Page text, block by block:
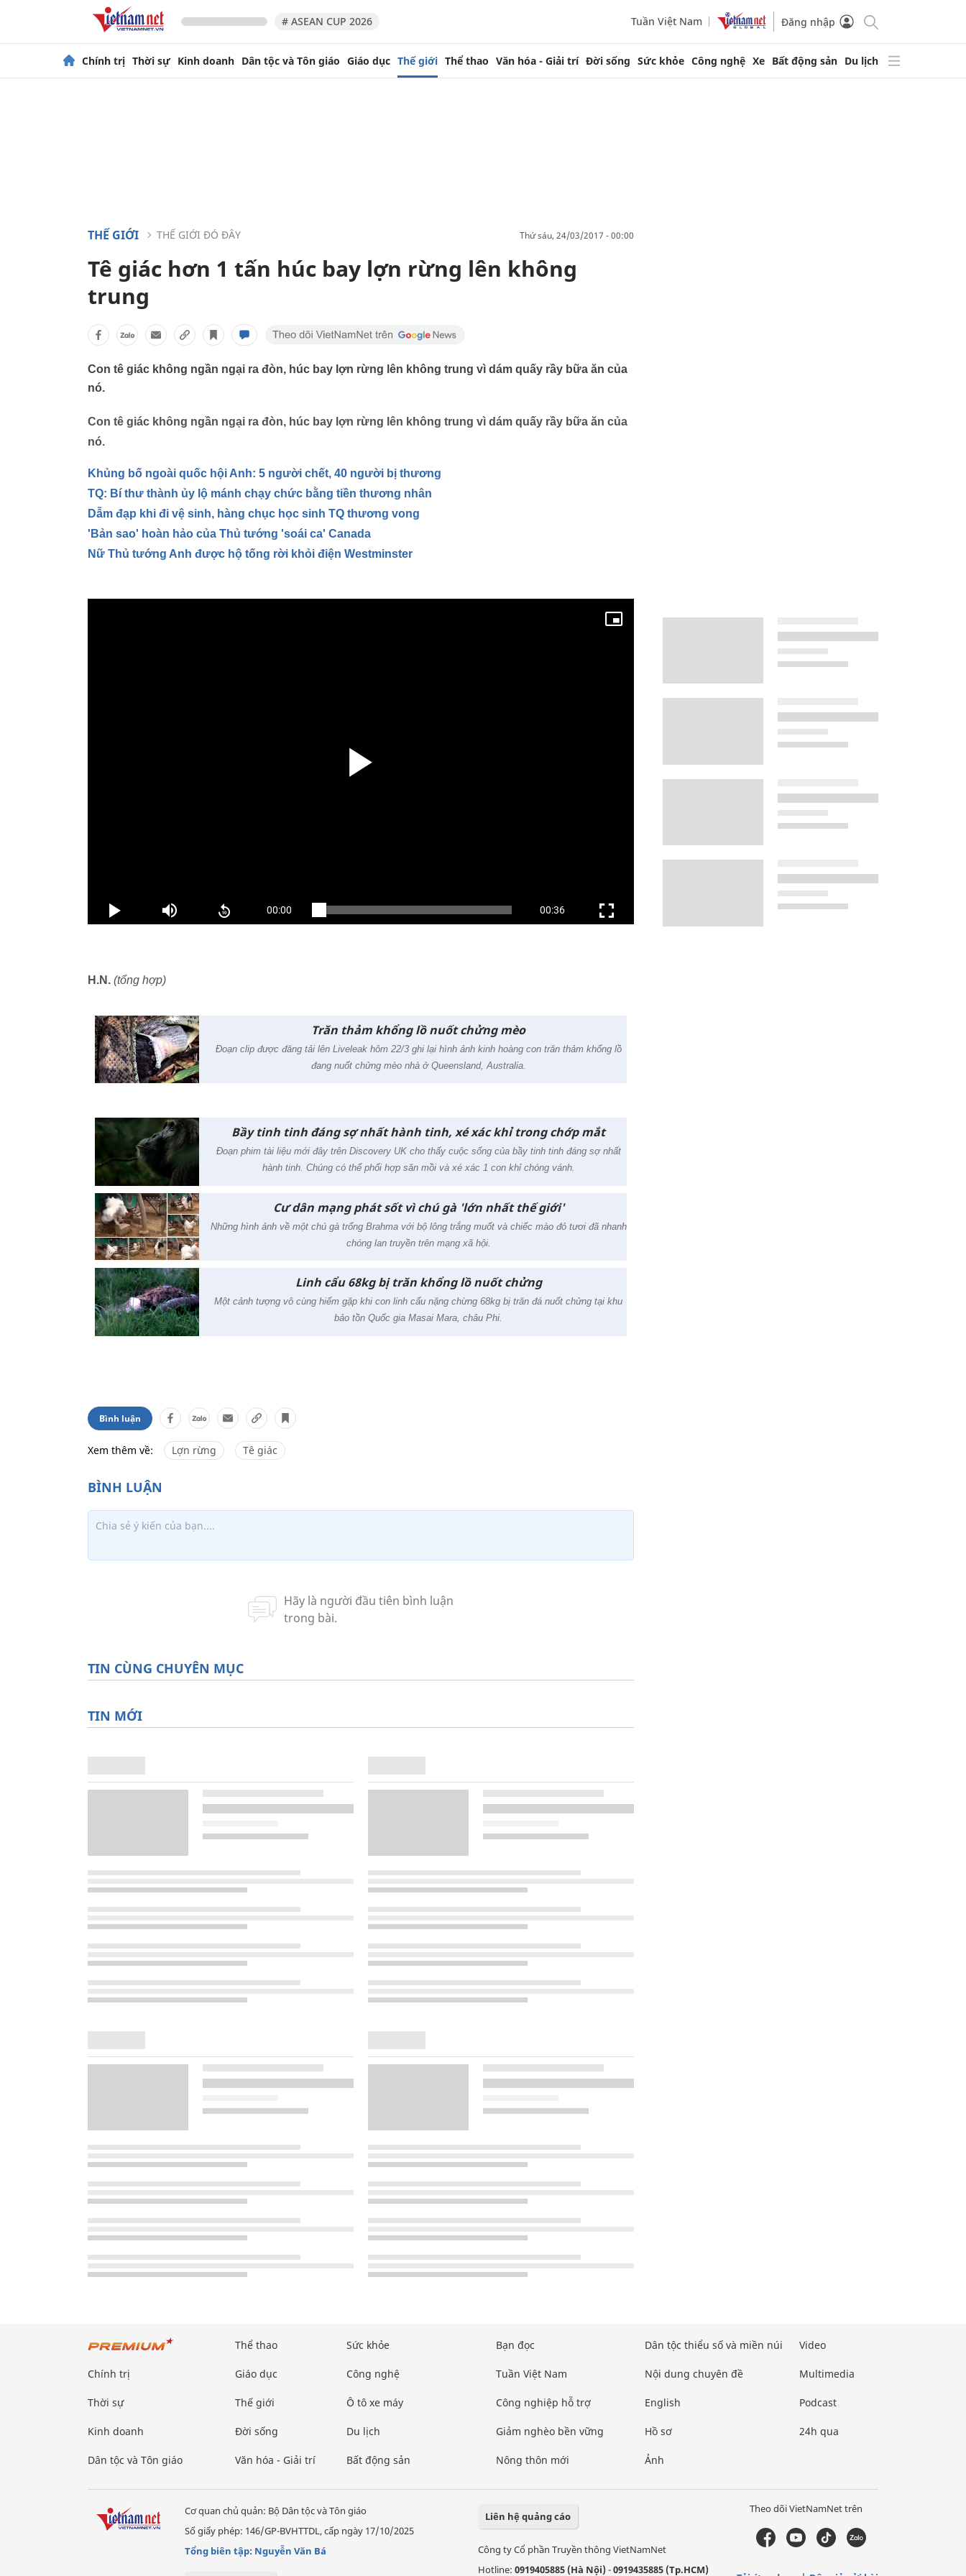
# ASEAN CUP 2026 Tuần Việt Nam Đăng nhập
Chính trị Thời sự Kinh doanh Dân tộc và Tôn giáo Giáo dục Thế giới Thể thao Văn hóa - Giải trí Đời sống Sức khỏe Công nghệ Xe Bất động sản Du lịch
THẾ GIỚI THẾ GIỚI ĐÓ ĐÂY thứ sáu, 24/03/2017 - 00:00
Tê giác hơn 1 tấn húc bay lợn rừng lên không
trung
Con tê giác không ngần ngại ra đòn, húc bay lợn rừng lên không trung vì dám quấy rầy bữa ăn của
nó.
Con tê giác không ngần ngại ra đòn, húc bay lợn rừng lên không trung vì dám quấy rầy bữa ăn của
nó.
Khủng bố ngoài quốc hội Anh: 5 người chết, 40 người bị thương
TQ: Bí thư thành ủy lộ mánh chạy chức bằng tiền thương nhân
Dẫm đạp khi đi vệ sinh, hàng chục học sinh TQ thương vong
'Bản sao' hoàn hảo của Thủ tướng 'soái ca' Canada
Nữ Thủ tướng Anh được hộ tống rời khỏi điện Westminster
H.N. (tổng hợp)
Trăn thảm khổng lồ nuốt chửng mèo
Đoạn clip được đăng tải lên Liveleak hôm 22/3 ghi lại hình ảnh kinh hoàng con trăn thảm khổng lồ
đang nuốt chửng mèo nhà ở Queensland, Australia.
Bầy tinh tinh đáng sợ nhất hành tinh, xé xác khỉ trong chớp mắt
Đoạn phim tài liệu mới đây trên Discovery UK cho thấy cuộc sống của bầy tinh tinh đáng sợ nhất
hành tinh. Chúng có thể phối hợp săn mồi và xé xác 1 con khỉ chóng vánh.
Cư dân mạng phát sốt vì chú gà 'lớn nhất thế giới'
Những hình ảnh về một chú gà trống Brahma với bộ lông trắng muốt và chiếc mào đỏ tươi đã nhanh
chóng lan truyền trên mạng xã hội.
Linh cẩu 68kg bị trăn khổng lồ nuốt chửng
Một cảnh tượng vô cùng hiếm gặp khi con linh cẩu nặng chừng 68kg bị trăn đá nuốt chửng tại khu
bảo tồn Quốc gia Masai Mara, châu Phi.
Bình luận
Xem thêm về: Lợn rừng Tê giác
TIN CÙNG CHUYÊN MỤC
TIN MỚI
Chính trị
Thời sự
Kinh doanh
Dân tộc và Tôn giáo
Thể thao
Giáo dục
Thế giới
Đời sống
Văn hóa - Giải trí
Sức khỏe
Công nghệ
Ô tô xe máy
Du lịch
Bất động sản
Bạn đọc
Tuần Việt Nam
Công nghiệp hỗ trợ
Giảm nghèo bền vững
Nông thôn mới
Dân tộc thiểu số và miền núi
Nội dung chuyên đề
English
Hồ sơ
Ảnh
Video
Multimedia
Podcast
24h qua
Cơ quan chủ quản: Bộ Dân tộc và Tôn giáo
Số giấy phép: 146/GP-BVHTTDL, cấp ngày 17/10/2025
Tổng biên tập: Nguyễn Văn Bá
Liên hệ quảng cáo
Công ty Cổ phần Truyền thông VietNamNet
Hotline: 0919405885 (Hà Nội)-0919435885 (Tp.HCM)
Theo dõi VietNamNet trên